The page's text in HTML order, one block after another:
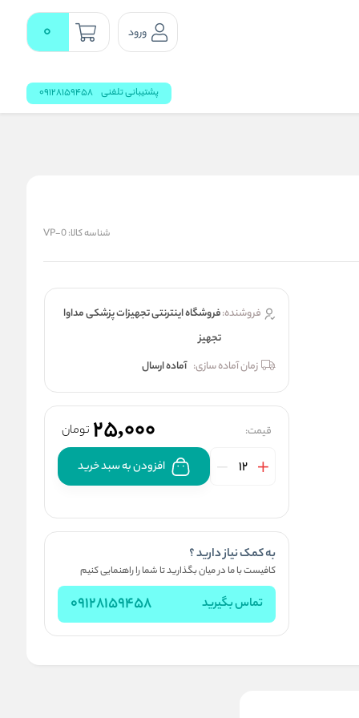
ورود 0
پشتیبانی تلفنی 09128159458
شناسه کالا:VP-0
فروشنده:فروشگاه اینترنتی تجهیزات پزشکی مداوا
تجهیز
زمان آماده سازی: آماده ارسال
قیمت: 25,000 تومان
افزودن به سبد خرید
به کمک نیاز دارید ؟
کافیست با ما در میان بگذارید تا شما را راهنمایی کنیم
تماس بگیرید 09128159458